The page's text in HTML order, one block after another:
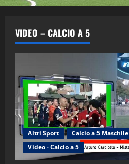
VIDEO – CALCIO A 5
Altri Sport Calcio a 5 Maschile
Video - Calcio a 5